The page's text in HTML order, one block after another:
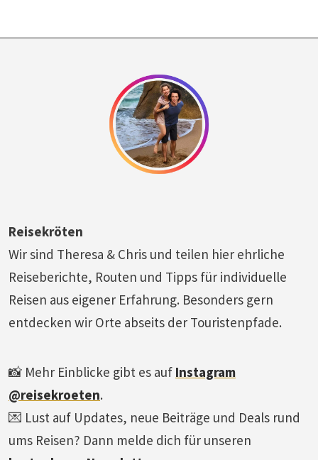
Reisekröten
Wir sind Theresa & Chris und teilen hier ehrliche
Reiseberichte, Routen und Tipps für individuelle
Reisen aus eigener Erfahrung. Besonders gern
entdecken wir Orte abseits der Touristenpfade.
📸 Mehr Einblicke gibt es auf Instagram
@reisekroeten.
💌 Lust auf Updates, neue Beiträge und Deals rund
ums Reisen? Dann melde dich für unseren